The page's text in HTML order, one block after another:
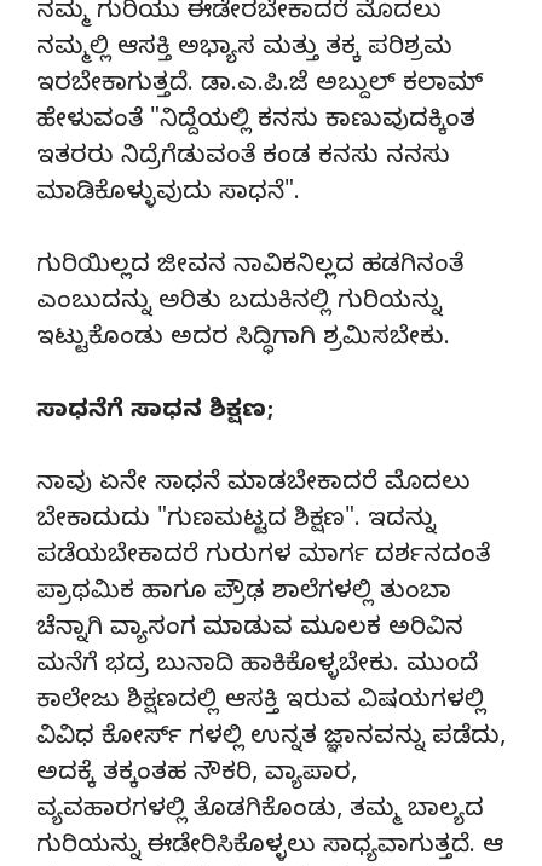
ನಮ್ಮ ಗುರಿಯು ಈಡೇರಬೇಕಾದರೆ ಮೊದಲು
ನಮ್ಮಲ್ಲಿ ಆಸಕ್ತಿ ಅಭ್ಯಾಸ ಮತ್ತು ತಕ್ಕ ಪರಿಶ್ರಮ
ಇರಬೇಕಾಗುತ್ತದೆ. ಡಾ.ಎ.ಪಿ.ಜೆ ಅಬ್ದುಲ್ ಕಲಾಮ್
ಹೇಳುವಂತೆ "ನಿದ್ದೆಯಲ್ಲಿ ಕನಸು ಕಾಣುವುದಕ್ಕಿಂತ
ಇತರರು ನಿದ್ರೆಗೆಡುವಂತೆ ಕಂಡ ಕನಸು ನನಸು
ಮಾಡಿಕೊಳ್ಳುವುದು ಸಾಧನೆ".
ಗುರಿಯಿಲ್ಲದ ಜೀವನ ನಾವಿಕನಿಲ್ಲದ ಹಡಗಿನಂತೆ
ಎಂಬುದನ್ನು ಅರಿತು ಬದುಕಿನಲ್ಲಿ ಗುರಿಯನ್ನು
ಇಟ್ಟುಕೊಂಡು ಅದರ ಸಿದ್ಧಿಗಾಗಿ ಶ್ರಮಿಸಬೇಕು.
ಸಾಧನೆಗೆ ಸಾಧನ ಶಿಕ್ಷಣ;
ನಾವು ಏನೇ ಸಾಧನೆ ಮಾಡಬೇಕಾದರೆ ಮೊದಲು
ಬೇಕಾದುದು "ಗುಣಮಟ್ಟದ ಶಿಕ್ಷಣ". ಇದನ್ನು
ಪಡೆಯಬೇಕಾದರೆ ಗುರುಗಳ ಮಾರ್ಗ ದರ್ಶನದಂತೆ
ಪ್ರಾಥಮಿಕ ಹಾಗೂ ಪ್ರೌಢ ಶಾಲೆಗಳಲ್ಲಿ ತುಂಬಾ
ಚೆನ್ನಾಗಿ ವ್ಯಾಸಂಗ ಮಾಡುವ ಮೂಲಕ ಅರಿವಿನ
ಮನೆಗೆ ಭದ್ರ ಬುನಾದಿ ಹಾಕಿಕೊಳ್ಳಬೇಕು. ಮುಂದೆ
ಕಾಲೇಜು ಶಿಕ್ಷಣದಲ್ಲಿ ಆಸಕ್ತಿ ಇರುವ ವಿಷಯಗಳಲ್ಲಿ
ವಿವಿಧ ಕೋರ್ಸ್ ಗಳಲ್ಲಿ ಉನ್ನತ ಜ್ಞಾನವನ್ನು ಪಡೆದು,
ಅದಕ್ಕೆ ತಕ್ಕಂತಹ ನೌಕರಿ, ವ್ಯಾಪಾರ,
ವ್ಯವಹಾರಗಳಲ್ಲಿ ತೊಡಗಿಕೊಂಡು, ತಮ್ಮ ಬಾಲ್ಯದ
ಗುರಿಯನ್ನು ಈಡೇರಿಸಿಕೊಳ್ಳಲು ಸಾಧ್ಯವಾಗುತ್ತದೆ. ಆ